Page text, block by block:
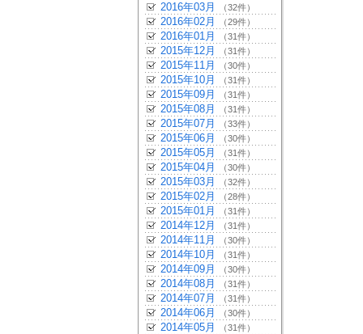
2016年03月 （32件）
2016年02月 （29件）
2016年01月 （31件）
2015年12月 （31件）
2015年11月 （30件）
2015年10月 （31件）
2015年09月 （31件）
2015年08月 （31件）
2015年07月 （33件）
2015年06月 （30件）
2015年05月 （31件）
2015年04月 （30件）
2015年03月 （32件）
2015年02月 （28件）
2015年01月 （31件）
2014年12月 （31件）
2014年11月 （30件）
2014年10月 （31件）
2014年09月 （30件）
2014年08月 （31件）
2014年07月 （31件）
2014年06月 （30件）
2014年05月 （31件）